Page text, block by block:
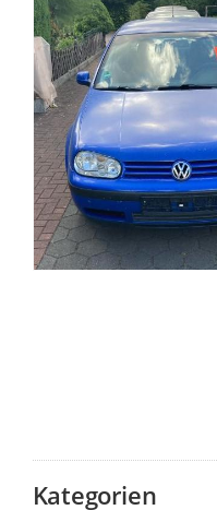
Kategorien